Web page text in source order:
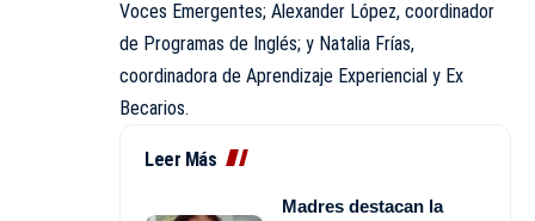
Voces Emergentes; Alexander López, coordinador
de Programas de Inglés; y Natalia Frías,
coordinadora de Aprendizaje Experiencial y Ex
Becarios.
Leer Más
Madres destacan la